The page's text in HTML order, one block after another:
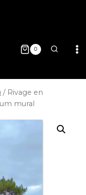
0
/ Rivage en
mural